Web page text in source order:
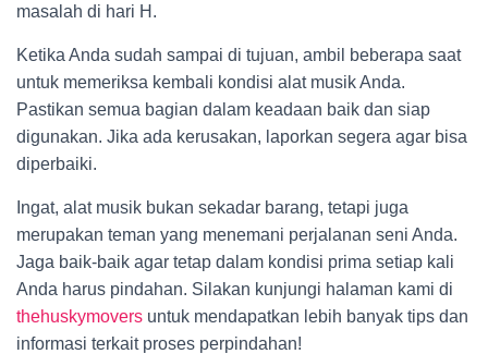
masalah di hari H.
Ketika Anda sudah sampai di tujuan, ambil beberapa saat
untuk memeriksa kembali kondisi alat musik Anda.
Pastikan semua bagian dalam keadaan baik dan siap
digunakan. Jika ada kerusakan, laporkan segera agar bisa
diperbaiki.
Ingat, alat musik bukan sekadar barang, tetapi juga
merupakan teman yang menemani perjalanan seni Anda.
Jaga baik-baik agar tetap dalam kondisi prima setiap kali
Anda harus pindahan. Silakan kunjungi halaman kami di
thehuskymovers untuk mendapatkan lebih banyak tips dan
informasi terkait proses perpindahan!